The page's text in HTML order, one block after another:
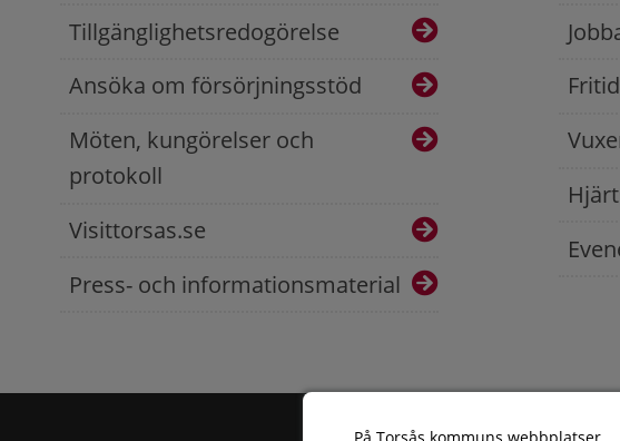
Tillgänglighetsredogörelse
Ansöka om försörjningsstöd
Möten, kungörelser och
protokoll
Visittorsas.se
Press- och informationsmaterial